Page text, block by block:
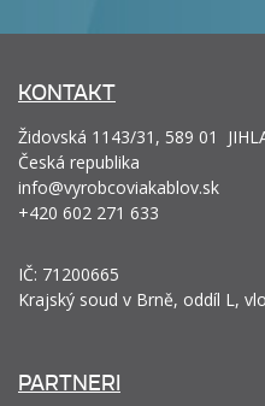
KONTAKT
Židovská 1143/31, 589 01
Česká republika
info@vyrobcoviakablov.sk
+420 602 271 633
IČ: 71200665
Krajský soud v Brně, oddíl L,
PARTNERI